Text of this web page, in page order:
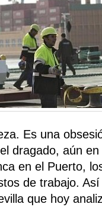
Es una
dragado, aún
en el Puerto,
de trabajo.
que hoy